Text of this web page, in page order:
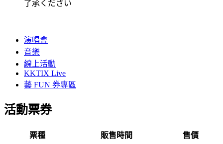
了承ください
演唱會
音樂
線上活動
KKTIX Live
藝 FUN 券專區
活動票券
票種 販售時間
售價